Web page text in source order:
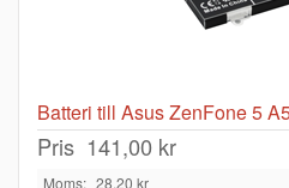
Batteri till Asus ZenFone 5
Pris 141,00 kr
Moms: 28,20 kr